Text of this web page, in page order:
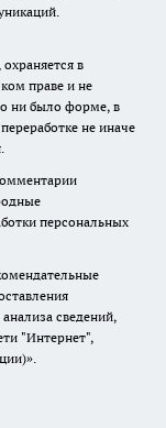
в
праве и не
ни было форме, в
не иначе
персональных
сведений,
"Интернет",